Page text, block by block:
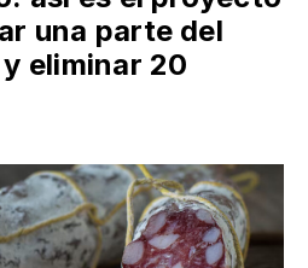
una parte del
eliminar 20